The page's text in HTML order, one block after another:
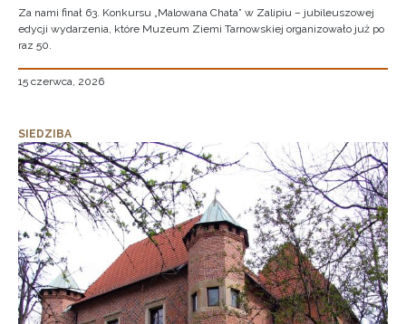
Za nami finał 63. Konkursu „Malowana Chata” w Zalipiu – jubileuszowej
edycji wydarzenia, które Muzeum Ziemi Tarnowskiej organizowało już po
raz 50.
15 czerwca, 2026
SIEDZIBA